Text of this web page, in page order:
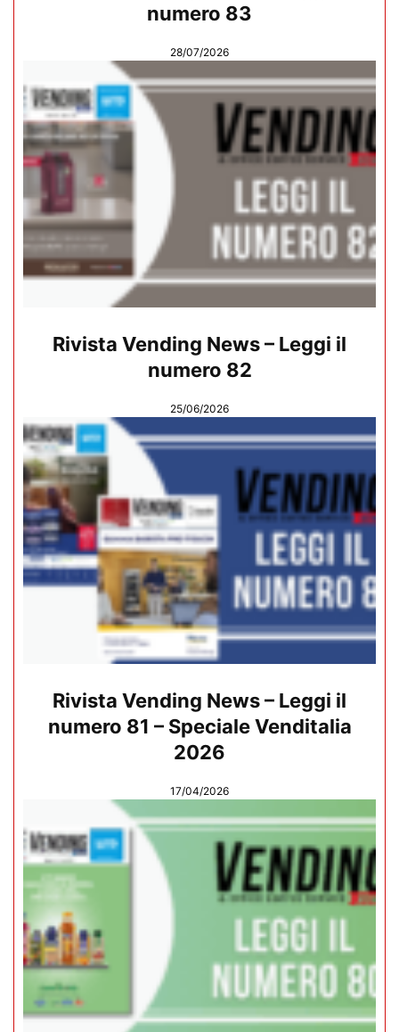
numero 83
28/07/2026
Rivista Vending News – Leggi il
numero 82
25/06/2026
Rivista Vending News – Leggi il
numero 81 – Speciale Venditalia
2026
17/04/2026